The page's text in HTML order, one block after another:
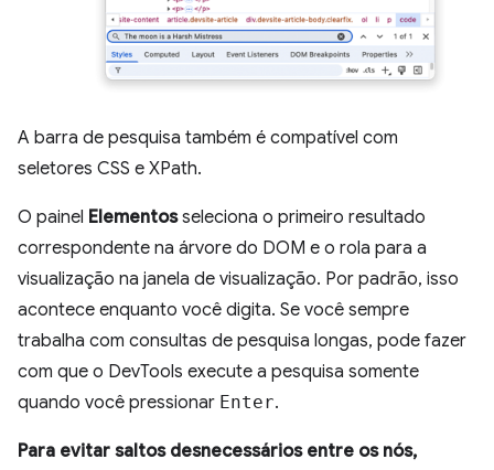
A barra de pesquisa também é compatível com
seletores CSS e XPath.
O painel Elementosseleciona o primeiro resultado
correspondente na árvore do DOM e o rola para a
visualização na janela de visualização. Por padrão, isso
acontece enquanto você digita. Se você sempre
trabalha com consultas de pesquisa longas, pode fazer
com que o DevTools execute a pesquisa somente
quando você pressionar Enter.
Para evitar saltos desnecessários entre os nós,